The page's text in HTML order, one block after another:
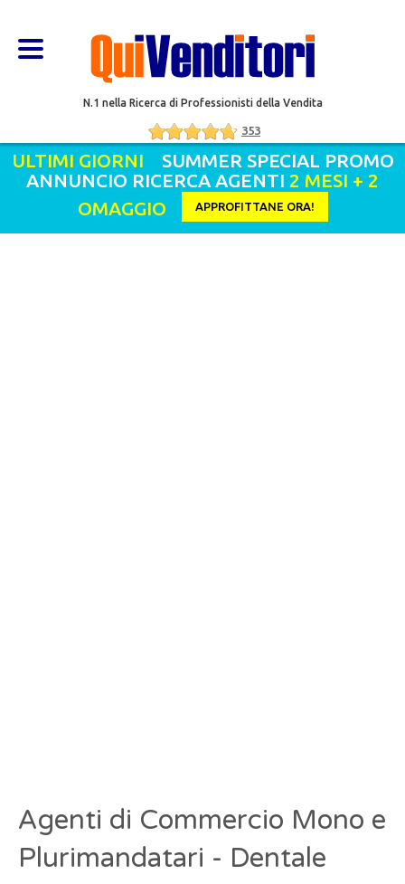
N.1 nella Ricerca di Professionisti della Vendita
353
ULTIMI GIORNI SUMMER SPECIAL PROMO
ANNUNCIO RICERCA AGENTI 2 MESI + 2
OMAGGIO
APPROFITTANE ORA!
Agenti di Commercio Mono e
Plurimandatari - Dentale